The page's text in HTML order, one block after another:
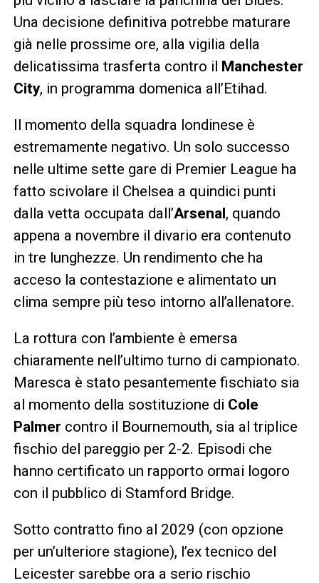
Una decisione definitiva potrebbe maturare
già nelle prossime ore, alla vigilia della
delicatissima trasferta contro il Manchester
City, in programma domenica all’Etihad.
Il momento della squadra londinese è
estremamente negativo. Un solo successo
nelle ultime sette gare di Premier League ha
fatto scivolare il Chelsea a quindici punti
dalla vetta occupata dall’Arsenal, quando
appena a novembre il divario era contenuto
in tre lunghezze. Un rendimento che ha
acceso la contestazione e alimentato un
clima sempre più teso intorno all’allenatore.
La rottura con l’ambiente è emersa
chiaramente nell’ultimo turno di campionato.
Maresca è stato pesantemente fischiato sia
al momento della sostituzione di Cole
Palmer contro il Bournemouth, sia al triplice
fischio del pareggio per 2-2. Episodi che
hanno certificato un rapporto ormai logoro
con il pubblico di Stamford Bridge.
Sotto contratto fino al 2029 (con opzione
per un’ulteriore stagione), l’ex tecnico del
Leicester sarebbe ora a serio rischio